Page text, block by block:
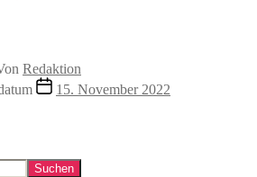
Redaktion
15. November 2022
Suchen